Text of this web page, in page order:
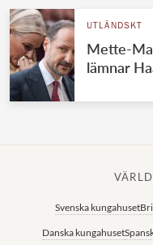
UTLÄNDSKT
Mette-
lämnar
Svenska kungahuset
Danska kungahuset